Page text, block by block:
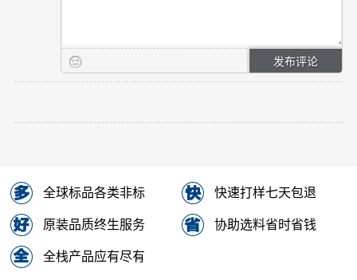
全球标品各类非标 快速打样七天包退
原装品质终生服务 协助选料省时省钱
全栈产品应有尽有